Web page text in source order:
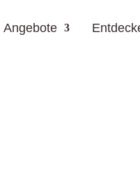
Angebote